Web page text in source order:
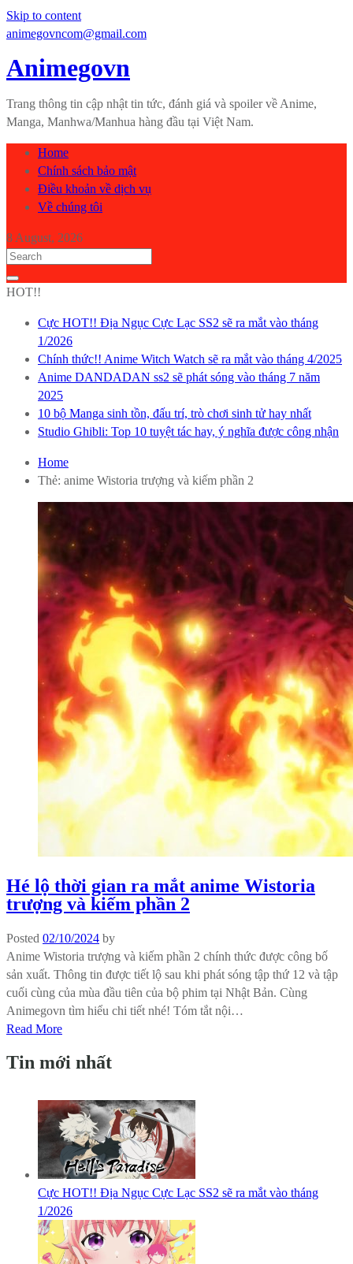
Skip to content
animegovncom@gmail.com
Animegovn
Trang thông tin cập nhật tin tức, đánh giá và spoiler về Anime,
Manga, Manhwa/Manhua hàng đầu tại Việt Nam.
Home
Chính sách bảo mật
Điều khoản về dịch vụ
Về chúng tôi
8 August, 2026
HOT!!
Cực HOT!! Địa Ngục Cực Lạc SS2 sẽ ra mắt vào tháng
1/2026
Chính thức!! Anime Witch Watch sẽ ra mắt vào tháng 4/2025
Anime DANDADAN ss2 sẽ phát sóng vào tháng 7 năm
2025
10 bộ Manga sinh tồn, đấu trí, trò chơi sinh tử hay nhất
Studio Ghibli: Top 10 tuyệt tác hay, ý nghĩa được công nhận
Home
Thẻ: anime Wistoria trượng và kiếm phần 2
Hé lộ thời gian ra mắt anime Wistoria
trượng và kiếm phần 2
Posted 02/10/2024 by
Anime Wistoria trượng và kiếm phần 2 chính thức được công bố
sản xuất. Thông tin được tiết lộ sau khi phát sóng tập thứ 12 và tập
cuối cùng của mùa đầu tiên của bộ phim tại Nhật Bản. Cùng
Animegovn tìm hiểu chi tiết nhé! Tóm tắt nội…
Read More
Tin mới nhất
Cực HOT!! Địa Ngục Cực Lạc SS2 sẽ ra mắt vào tháng
1/2026